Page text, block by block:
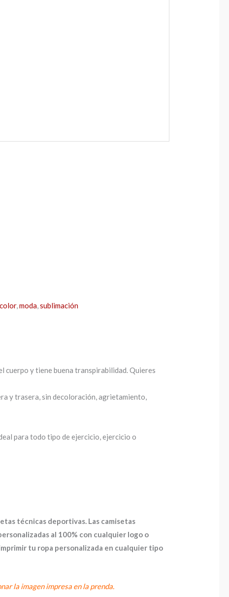
,moda,sublimación
cuerpo y tiene buena transpirabilidad. Quieres
y trasera, sin decoloración, agrietamiento,
para todo tipo de ejercicio, ejercicio o
técnicas deportivas. Las camisetas
al 100% con cualquier logo o
tu ropa personalizada en cualquier tipo
la imagen impresa en la prenda.